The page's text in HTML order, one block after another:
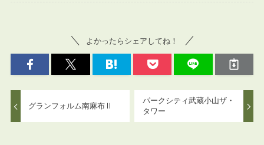
よかったらシェアしてね！
グランフォルム南麻布Ⅱ
パークシティ武蔵小山ザ・
タワー